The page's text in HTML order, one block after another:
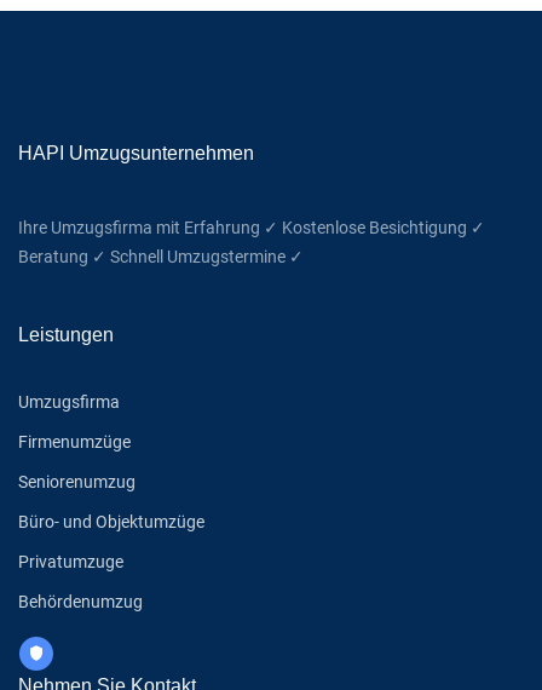
HAPI Umzugsunternehmen
Ihre Umzugsfirma mit Erfahrung ✓ Kostenlose Besichtigung ✓
Beratung ✓ Schnell Umzugstermine ✓
Leistungen
Umzugsfirma
Firmenumzüge
Seniorenumzug
Büro- und Objektumzüge
Privatumzuge
Behördenumzug
Nehmen Sie Kontakt